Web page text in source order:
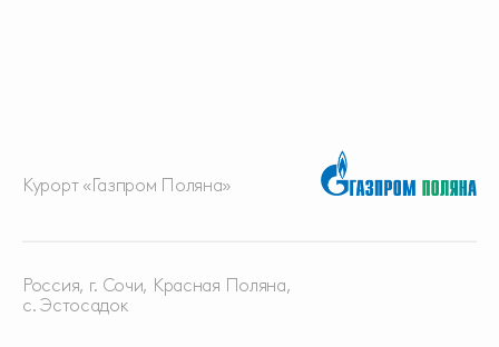
Курорт «Газпром Поляна»
Россия, г. Сочи, Красная Поляна,
с. Эстосадок